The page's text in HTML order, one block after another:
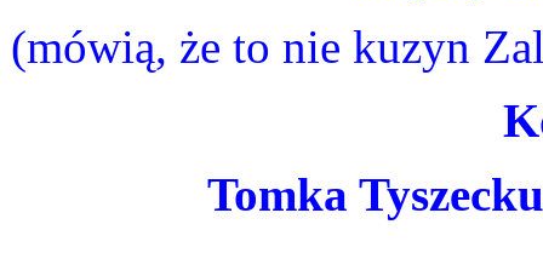
(mówią, że to nie kuzyn
Tomka